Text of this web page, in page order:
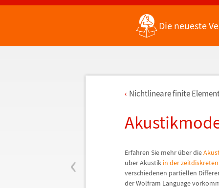
Die neueste
‹
Nichtlineare finite
Erfahren Sie mehr über die
über Akustik in der
verschiedenen partiellen
der Wolfram Language